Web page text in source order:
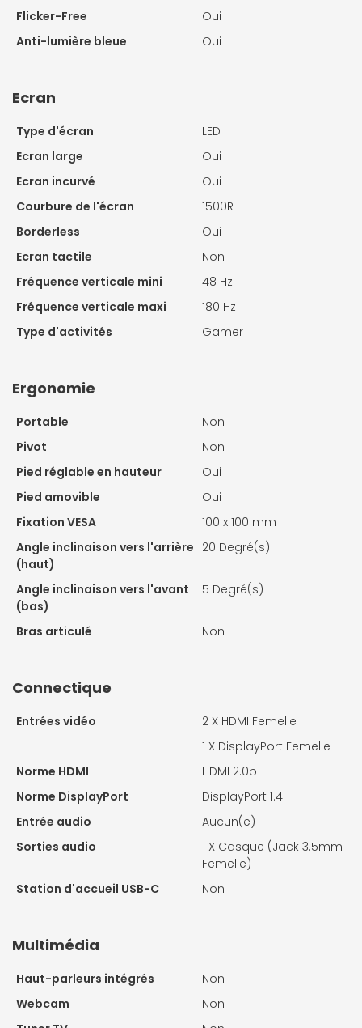
Flicker-Free
Oui
Anti-lumière bleue
Oui
Ecran
Type d'écran
LED
Ecran large
Oui
Ecran incurvé
Oui
Courbure de l'écran
1500R
Borderless
Oui
Ecran tactile
Non
Fréquence verticale mini
48 Hz
Fréquence verticale maxi
180 Hz
Type d'activités
Gamer
Ergonomie
Portable
Non
Pivot
Non
Pied réglable en hauteur
Oui
Pied amovible
Oui
Fixation VESA
100 x 100 mm
Angle inclinaison vers l'arrière
(haut)
20 Degré(s)
Angle inclinaison vers l'avant
(bas)
5 Degré(s)
Bras articulé Non
Connectique
Entrées vidéo 2 X HDMI Femelle
1 X DisplayPort Femelle
Norme HDMI
HDMI 2.0b
Norme DisplayPort
DisplayPort 1.4
Entrée audio
Aucun(e)
Sorties audio
1 X Casque (Jack 3.5mm
Femelle)
Station d'accueil USB-C
Non
Multimédia
Haut-parleurs intégrés
Non
Webcam
Non